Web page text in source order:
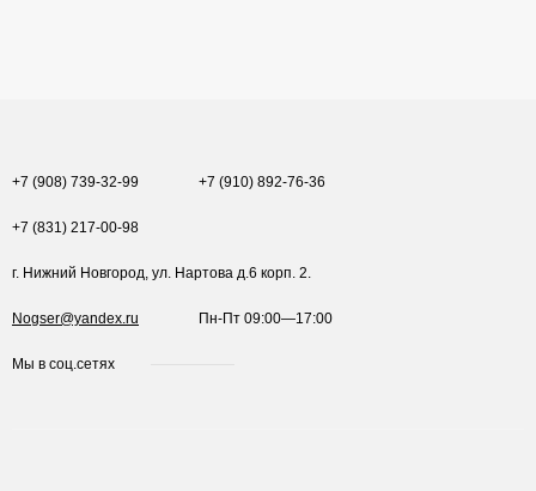
+7 (908) 739-32-99 +7 (910) 892-76-36
+7 (831) 217-00-98
г. Нижний Новгород, ул. Нартова д.6 корп. 2.
Nogser@yandex.ru Пн-Пт 09:00—17:00
Мы в соц.сетях